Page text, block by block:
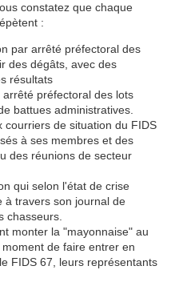
constatez que chaque
:
par arrêté préfectoral des
des dégâts, avec des
résultats
préfectoral des lots
battues administratives.
courriers de situation du FIDS
à ses membres et des
des réunions de secteur
qui selon l'état de crise
à travers son journal de
chasseurs.
monter la "mayonnaise" au
de faire entrer en
FIDS 67, leurs représentants